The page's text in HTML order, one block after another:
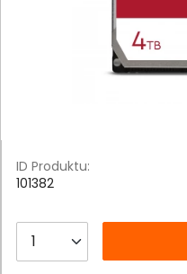
ID Produktu:
101382
__B2C.PRODUCT.QUANTITY